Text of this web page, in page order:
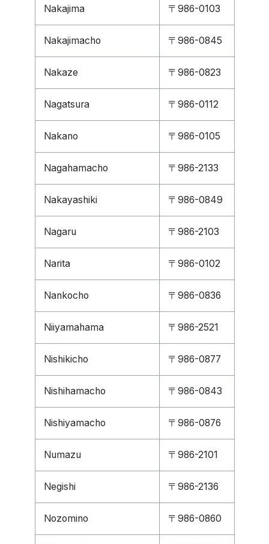
Nakajima 〒986-0103
Nakajimacho 〒986-0845
Nakaze 〒986-0823
Nagatsura 〒986-0112
Nakano 〒986-0105
Nagahamacho 〒986-2133
Nakayashiki 〒986-0849
Nagaru 〒986-2103
Narita 〒986-0102
Nankocho 〒986-0836
Niiyamahama 〒986-2521
Nishikicho 〒986-0877
Nishihamacho 〒986-0843
Nishiyamacho 〒986-0876
Numazu 〒986-2101
Negishi 〒986-2136
Nozomino 〒986-0860